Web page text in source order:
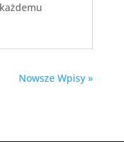
Nowsze Wpisy »